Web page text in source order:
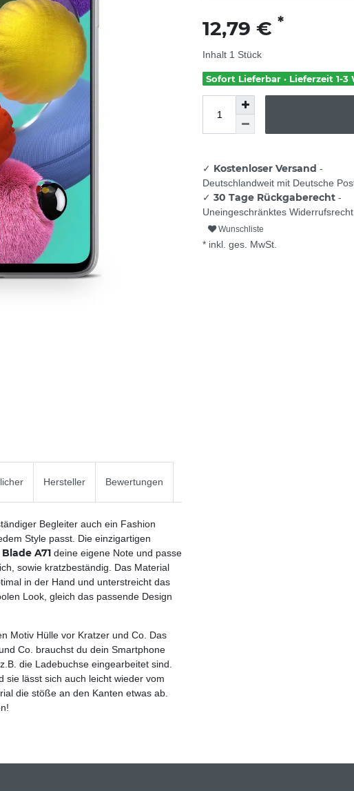
12,79 € *
Inhalt 1 Stück
Sofort Lieferbar · Lieferzeit 1-3
✓ Kostenloser Versand -
Deutschlandweit mit Deutsche
✓ 30 Tage Rückgaberecht -
Uneingeschränktes Widerrufsrecht
Wunschliste
* inkl. ges. MwSt.
Hersteller Bewertungen
Begleiter auch ein Fashion
Style passt. Die einzigartigen
Blade A71 deine eigene Note und passe
sowie kratzbeständig. Das Material
in der Hand und unterstreicht das
Look, gleich das passende Design
Motiv Hülle vor Kratzer und Co. Das
Co. brauchst du dein Smartphone
die Ladebuchse eingearbeitet sind.
sie lässt sich auch leicht wieder vom
die stöße an den Kanten etwas ab.